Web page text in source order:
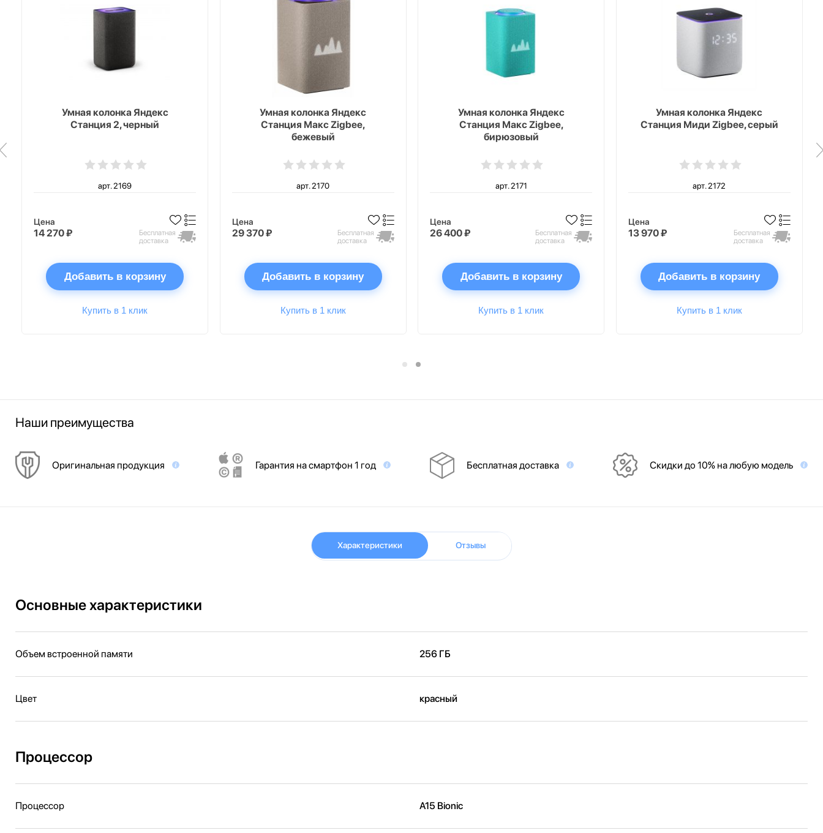
Умная колонка Яндекс
Станция 2, черный
арт. 2169
Цена
14 270 ₽
Бесплатная
доставка
Добавить в корзину
Купить в 1 клик
Умная колонка Яндекс
Станция Макс Zigbee,
бежевый
арт. 2170
Цена
29 370 ₽
Бесплатная
доставка
Добавить в корзину
Купить в 1 клик
Умная колонка Яндекс
Станция Макс Zigbee,
бирюзовый
арт. 2171
Цена
26 400 ₽
Бесплатная
доставка
Добавить в корзину
Купить в 1 клик
Умная колонка Яндекс
Станция Миди Zigbee, серый
арт. 2172
Цена
13 970 ₽
Бесплатная
доставка
Добавить в корзину
Купить в 1 клик
Наши преимущества
Оригинальная продукция Гарантия на смартфон 1 год Бесплатная доставка Скидки до 10% на любую модель
Характеристики Отзывы
Основные характеристики
Объем встроенной памяти 256 ГБ
Цвет красный
Процессор
Процессор A15 Bionic